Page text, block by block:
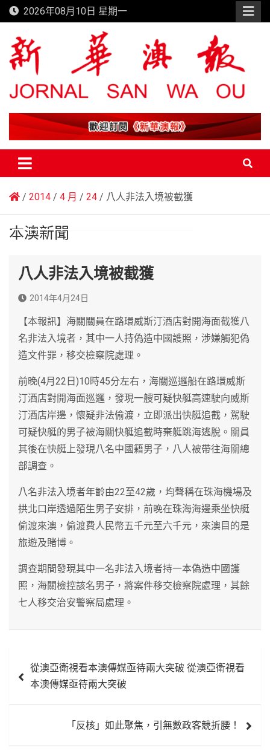
Skip
to
content
2026年08月10日 星期一
新華澳報
2014 4 月 24 八人非法入境被截獲
本澳新聞
八人非法入境被截獲
2014年4月24日
【本報訊】海關關員在路環威斯汀酒店對開海面截獲八
名非法入境者，其中一人持偽造中國護照，涉嫌觸犯偽
造文件罪，移交檢察院處理。
前晚(4月22日)10時45分左右，海關巡邏船在路環威斯
汀酒店對開海面巡邏，發現一艘可疑快艇高速駛向威斯
汀酒店岸邊，懷疑非法偷渡，立即派出快艇追截，駕駛
可疑快艇的男子被海關快艇追截時棄艇跳海逃脫。關員
其後在快艇上發現八名中國籍男子，八人被帶往海關總
部調查。
八名非法入境者年齡由22至42歲，均聲稱在珠海機場及
拱北口岸透過陌生男子安排，前晚在珠海海邊乘坐快艇
偷渡來澳，偷渡費人民幣五千元至六千元，來澳目的是
旅遊及賭博。
調查期間發現其中一名非法入境者持一本偽造中國護
照，海關檢控該名男子，將案件移交檢察院處理，其餘
七人移交治安警察局處理。
章 從澳亞衛視看本澳傳媒亟待兩大突破 從澳亞衛視看
本澳傳媒亟待兩大突破
「反核」如此聚焦，引無數政客競折腰！